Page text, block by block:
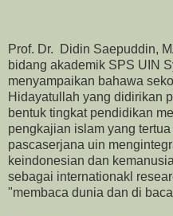
Prof. Dr. Didin Saepuddin,
bidang akademik SPS UIN
menyampaikan bahawa
Hidayatullah yang didirikan
bentuk tingkat pendidikan
pengkajian islam yang
pascaserjana uin
keindonesian dan
sebagai internationakl
"membaca dunia dan di